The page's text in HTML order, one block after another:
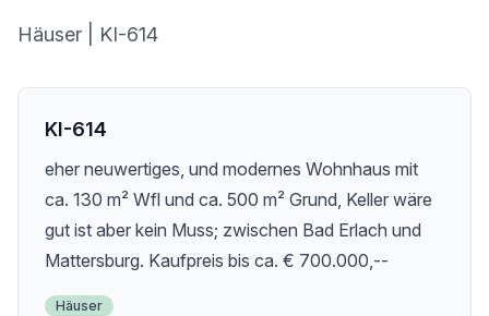
Häuser | KI-614
KI-614
eher neuwertiges, und modernes Wohnhaus mit
ca. 130 m² Wfl und ca. 500 m² Grund, Keller wäre
gut ist aber kein Muss; zwischen Bad Erlach und
Mattersburg. Kaufpreis bis ca. € 700.000,--
Häuser